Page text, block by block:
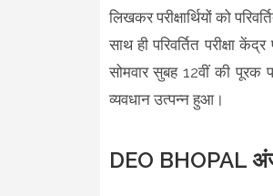
लिखकर परीक्षार्थियों को
साथ ही परिवर्तित परीक्षा
सोमवार सुबह 12वीं की पूरक
व्यवधान उत्पन्न हुआ।
DEO BHOPAL